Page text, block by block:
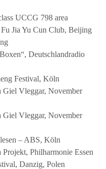
UCCG 798 area
Jia Yu Cun Club, Beijing
Deutschlandradio
Festival, Köln
Giel Vleggar, November
Giel Vleggar, November
– ABS, Köln
Philharmonie Essen
Danzig, Polen